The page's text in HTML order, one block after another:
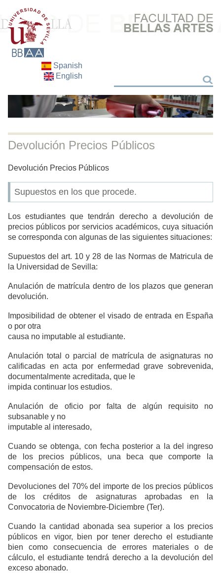
Spanish
English
Search
Devolución Precios Públicos
Devolución Precios Públicos
Supuestos en los que procede.
Los estudiantes que tendrán derecho a devolución de
precios públicos por servicios académicos, cuya situación
se corresponda con algunas de las siguientes situaciones:
Supuestos del art. 10 y 28 de las Normas de Matricula de
la Universidad de Sevilla:
Anulación de matrícula dentro de los plazos que generan
devolución.
Imposibilidad de obtener el visado de entrada en España
o por otra
causa no imputable al estudiante.
Anulación total o parcial de matrícula de asignaturas no
calificadas en acta por enfermedad grave sobrevenida,
documentalmente acreditada, que le
impida continuar los estudios.
Anulación de oficio por falta de algún requisito no
subsanable y no
imputable al interesado,
Cuando se obtenga, con fecha posterior a la del ingreso
de los precios públicos, una beca que comporte la
compensación de estos.
Devoluciones del 70% del importe de los precios públicos
de los créditos de asignaturas aprobadas en la
Convocatoria de Noviembre-Diciembre (Ter).
Cuando la cantidad abonada sea superior a los precios
públicos en vigor, bien por tener derecho el estudiante
bien como consecuencia de errores materiales o de
cálculo, el estudiante tendrá derecho a la devolución del
exceso abonado.